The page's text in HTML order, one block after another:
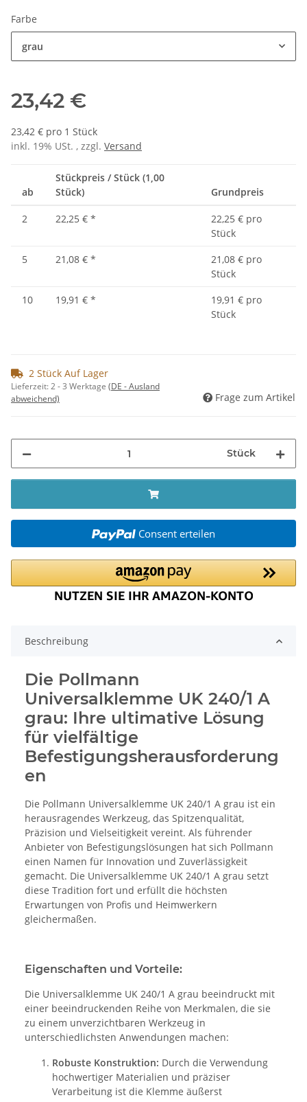
Farbe
grau
23,42 €
23,42 € pro 1 Stück
inkl. 19% USt. , zzgl. Versand
ab
Stückpreis / Stück (1,00
Stück)
Grundpreis
2 22,25 € *
22,25 € pro
Stück
5
21,08 € *
21,08 € pro
Stück
10
19,91 € *
19,91 € pro
Stück
2 Stück Auf Lager
Lieferzeit:2 - 3 Werktage (DE - Ausland
abweichend)
Frage zum Artikel
Stück
Consent erteilen
Beschreibung
Die Pollmann
Universalklemme UK 240/1 A
grau: Ihre ultimative Lösung
für vielfältige
Befestigungsherausforderung
en
Die Pollmann Universalklemme UK 240/1 A grau ist ein
herausragendes Werkzeug, das Spitzenqualität,
Präzision und Vielseitigkeit vereint. Als führender
Anbieter von Befestigungslösungen hat sich Pollmann
einen Namen für Innovation und Zuverlässigkeit
gemacht. Die Universalklemme UK 240/1 A grau setzt
diese Tradition fort und erfüllt die höchsten
Erwartungen von Profis und Heimwerkern
gleichermaßen.
Eigenschaften und Vorteile:
Die Universalklemme UK 240/1 A grau beeindruckt mit
einer beeindruckenden Reihe von Merkmalen, die sie
zu einem unverzichtbaren Werkzeug in
unterschiedlichsten Anwendungen machen:
Robuste Konstruktion: Durch die Verwendung
hochwertiger Materialien und präziser
Verarbeitung ist die Klemme äußerst